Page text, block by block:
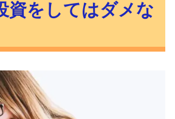
デメリット5選
はリスクの大きい企業が多
は利回り効率が落ちる
は税金面で不利
資をしてはダメな